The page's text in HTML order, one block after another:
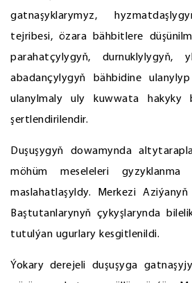
gatnaşyklarymyz,
tejribesi, özara bähbitlere
parahatçylygyň, durnuklylygyň,
abadançylygyň bähbidine
ulanylmaly uly kuwwata hakyky
şertlendirilendir.
Duşuşygyň dowamynda
möhüm meseleleri
maslahatlaşyldy. Merkezi
Baştutanlarynyň çykyşlarynda
tutulýan ugurlary kesgitlenildi.
Ýokary derejeli duşuşyga